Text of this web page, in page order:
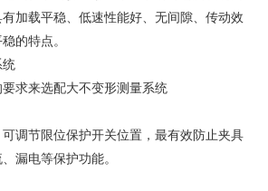
加载平稳、低速性能好、无间隙、传动效
的特点。
统
求来选配大不变形测量系统
调节限位保护开关位置，最有效防止夹具
漏电等保护功能。